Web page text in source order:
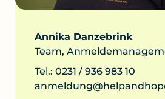
Annika Danzebrink
Team,
Tel.: 0231 / 936 983 10